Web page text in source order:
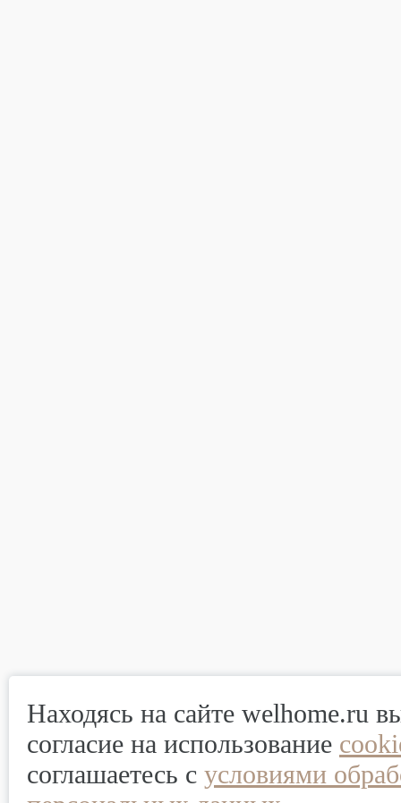
Находясь на сайте welhome.ru
согласие на использование
соглашаетесь с условиями